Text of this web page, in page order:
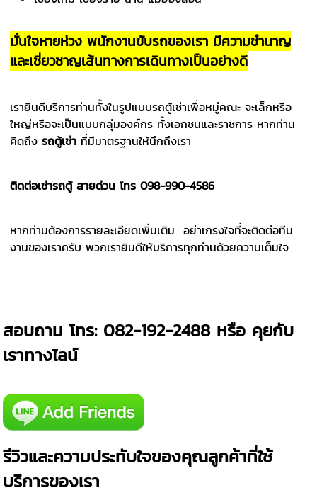
มั่นใจหายห่วง พนักงานขับรถของเรา มีความชำนาญ
และเชี่ยวชาญเส้นทางการเดินทางเป็นอย่างดี
เรายินดีบริการท่านทั้งในรูปแบบรถตู้เช่าเพื่อหมู่คณะ จะเล็กหรือ
ใหญ่หรือจะเป็นแบบกลุ่มองค์กร ทั้งเอกชนและราชการ หากท่าน
คิดถึงรถตู้เช่า ที่มีมาตรฐานให้นึกถึงเรา
ติดต่อเช่ารถตู้ สายด่วน โทร098-990-4586
หากท่านต้องการรายละเอียดเพิ่มเติม อย่าเกรงใจที่จะติดต่อทีม
งานของเราครับ พวกเรายินดีให้บริการทุกท่านด้วยความเต็มใจ
สอบถาม โทร: 082-192-2488 หรือ คุยกับ
เราทางไลน์
รีวิวและความประทับใจของคุณลูกค้าที่ใช้
บริการของเรา